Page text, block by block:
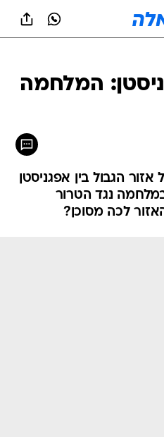
המלחמה
הגבול בין אפגניסטן
נגד הטרור
לכה מסוכן?